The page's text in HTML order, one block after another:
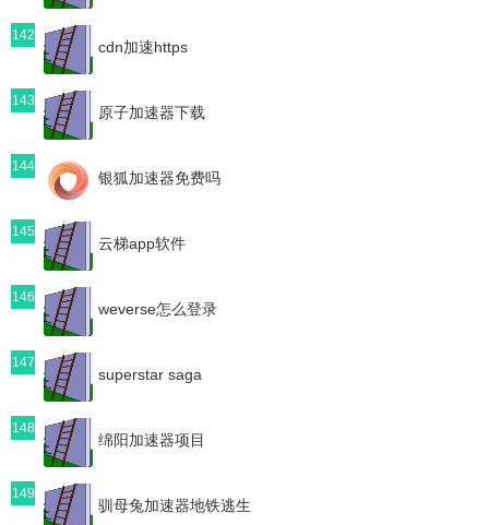
142
cdn加速https
143
原子加速器下载
144
银狐加速器免费吗
145
云梯app软件
146
weverse怎么登录
147
superstar saga
148
绵阳加速器项目
149
驯母兔加速器地铁逃生